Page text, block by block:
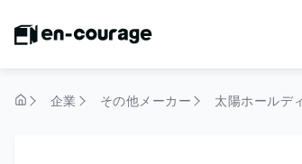
企業 その他メーカー